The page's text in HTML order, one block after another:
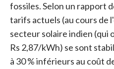
fossiles. Selon un rapport
tarifs actuels (au cours de
secteur solaire indien (qui
Rs 2,87/kWh) se sont
à 30 % inférieurs au coût